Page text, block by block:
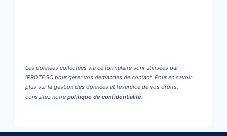
Les données collectées via ce formulaire sont utilisées par
IPROTEGO pour gérer vos demandes de contact. Pour en savoir
plus sur la gestion des données et l’exercice de vos droits,
consultez notre politique de confidentialité.